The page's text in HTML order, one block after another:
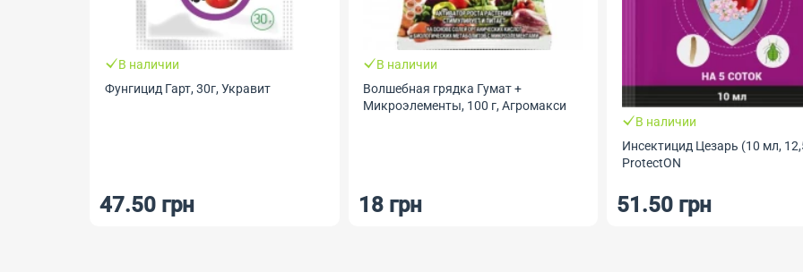
В наличии
Фунгицид Гарт, 30г, Укравит
47.50 грн
В наличии
Волшебная грядка Гумат +
Микроэлементы, 100 г, Агромакси
18 грн
В наличии
Инсектицид Цезарь (10 мл,
ProtectON
51.50 грн